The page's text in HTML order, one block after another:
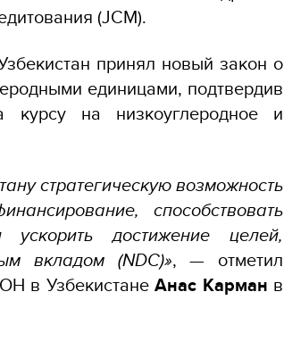
(JCM).
принял новый закон о
единицами, подтвердив
курсу на низкоуглеродное и
стратегическую возможность
способствовать
ускорить достижение целей,
вкладом (NDC)», — отметил
в Узбекистане Анас Карман в